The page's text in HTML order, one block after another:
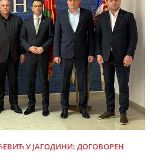
У ЈАГОДИНИ: ДОГОВОРЕН